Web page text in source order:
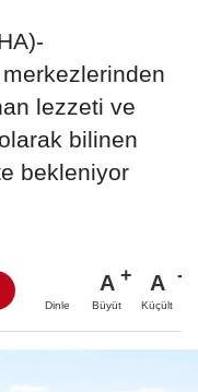
lezzeti ve
bilinen
bekleniyor
Dinle
A
Büyüt
A
Küçült